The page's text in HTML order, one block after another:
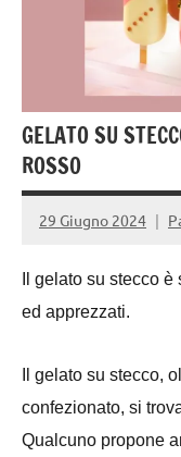
GELATO SU
ROSSO
29 Giugno 2024
Il gelato su stecco
ed apprezzati.
Il gelato su stecco,
confezionato, si
Qualcuno propone